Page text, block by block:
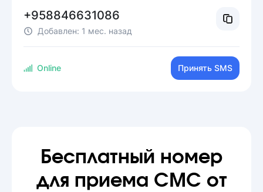
+958846631086
Добавлен: 1 мес. назад
Online Принять SMS
Бесплатный номер
для приема СМС от